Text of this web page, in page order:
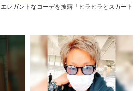
レガントなコーデを披露「ヒラヒラとスカート